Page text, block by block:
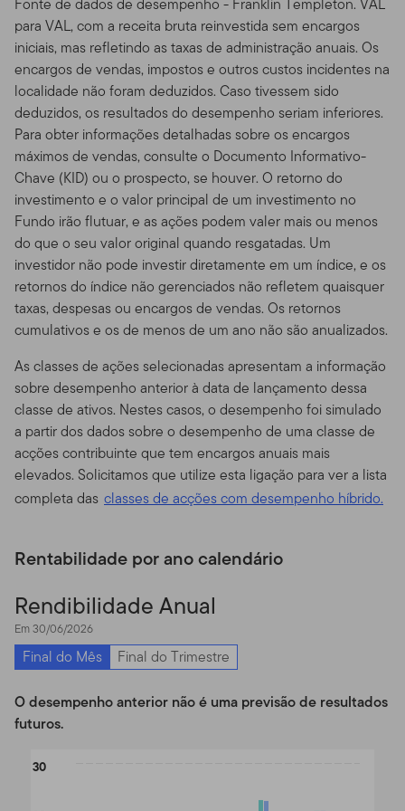
para VAL, com a receita bruta reinvestida sem encargos
iniciais, mas refletindo as taxas de administração anuais. Os
encargos de vendas, impostos e outros custos incidentes na
localidade não foram deduzidos. Caso tivessem sido
deduzidos, os resultados do desempenho seriam inferiores.
Para obter informações detalhadas sobre os encargos
máximos de vendas, consulte o Documento Informativo-
Chave (KID) ou o prospecto, se houver. O retorno do
investimento e o valor principal de um investimento no
Fundo irão flutuar, e as ações podem valer mais ou menos
do que o seu valor original quando resgatadas. Um
investidor não pode investir diretamente em um índice, e os
retornos do índice não gerenciados não refletem quaisquer
taxas, despesas ou encargos de vendas. Os retornos
cumulativos e os de menos de um ano não são anualizados.
As classes de ações selecionadas apresentam a informação
sobre desempenho anterior à data de lançamento dessa
classe de ativos. Nestes casos, o desempenho foi simulado
a partir dos dados sobre o desempenho de uma classe de
acções contribuinte que tem encargos anuais mais
elevados. Solicitamos que utilize esta ligação para ver a lista
completa das classes de acções com desempenho híbrido.
Rentabilidade por ano calendário
Rendibilidade Anual
Em 30/06/2026
Final do Mês Final do Trimestre
O desempenho anterior não é uma previsão de resultados
futuros.
30
recentes. Você não deve usar o site através de recursos
ou aparelhos que sejam programados para prover
acesso de alta velocidade, automatizado e repetido, a
menos que esses recursos sejam aprovados por nós.
Áreas Protegidas por Senha.Acessos a áreas seguras
ou protegidas por senha do Site são restringidos apenas
a usuários autorizados. Você não pode obter ou tentar
obter acesso não autorizado a essas partes do Site, ou a
qualquer outro material ou informação através de
quaisquer meios não intencionalmente disponibilizados
por nós para uso específico. Indivíduos não autorizados
tentando acessar, ou mesmo acessando estas áreas
podem estar sujeitos a processos civis ou criminais.
Prospectos dos Fundos,
Performance, e Riscos de
Investimento
Disponibilidade de Prospectos.Para mais informações
sobre qualquer um dos fundos oferecidos, por favor
contate seu representante designado (consultor
financeiro) e obtenha um prospecto, ou faça o
investimento, taxas de venda, despesas e
com cuidado antes de investir ou enviar dinheiro.
Performance dos Fundos.O retorno de investimento e
o valor principal dos fundos vai flutuar com as
perda quando você vender suas cotas. O valor das
cotas dos Fundos e a renda acumulada nas cotas, se
garante resultados futuros.